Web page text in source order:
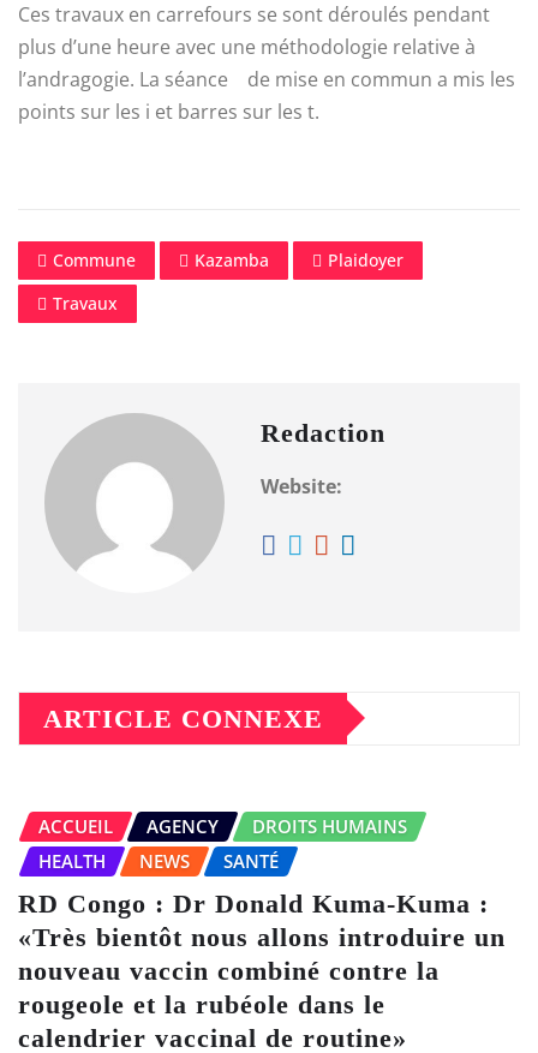
Ces travaux en carrefours se sont déroulés pendant
plus d’une heure avec une méthodologie relative à
l’andragogie. La séance de mise en commun a mis les
points sur les i et barres sur les t.
Commune Kazamba
Plaidoyer
Travaux
Redaction
Website:
ARTICLE CONNEXE
ACCUEIL AGENCY
DROITS HUMAINS
HEALTH
NEWS SANTÉ
RD Congo : Dr Donald Kuma-Kuma :
«Très bientôt nous allons introduire un
nouveau vaccin combiné contre la
rougeole et la rubéole dans le
calendrier vaccinal de routine»